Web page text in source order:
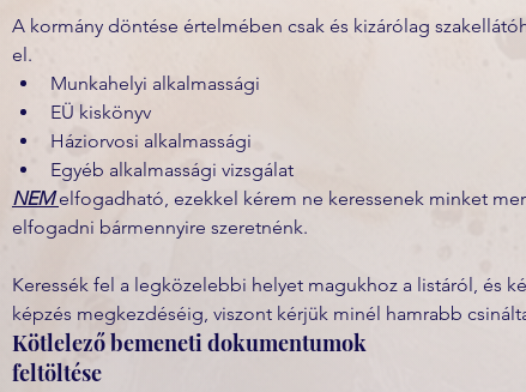
A kormány döntése értelmében csak és kizárólag
el.
Munkahelyi alkalmassági
EÜ kiskönyv
Háziorvosi alkalmassági
Egyéb alkalmassági vizsgálat
NEM elfogadható, ezekkel kérem ne keressenek minket
elfogadni bármennyire szeretnénk.
Keressék fel a legközelebbi helyet magukhoz a listáról, és
képzés megkezdéséig, viszont kérjük minél hamrabb
Kötlelező bemeneti dokumentumok
feltöltése